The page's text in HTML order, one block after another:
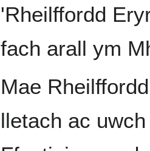
'Rheilffordd
fach arall ym
Mae
lletach ac